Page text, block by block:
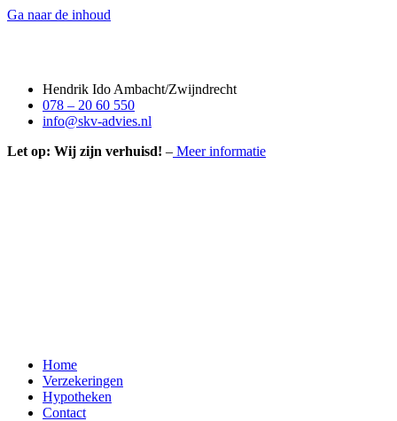
Ga naar de inhoud
Hendrik Ido Ambacht/Zwijndrecht
078 – 20 60 550
info@skv-advies.nl
Let op: Wij zijn verhuisd! – Meer informatie
Home
Verzekeringen
Hypotheken
Contact